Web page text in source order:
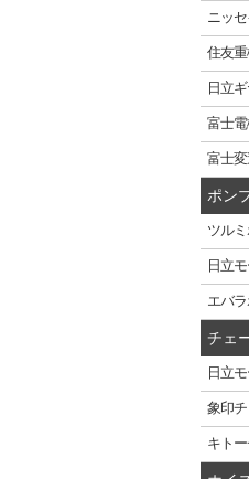
ニッセ
住友
日立
富士
富士
ポン
ツルミ
日立
エバラ
チェ
日立
象印チ
キトー